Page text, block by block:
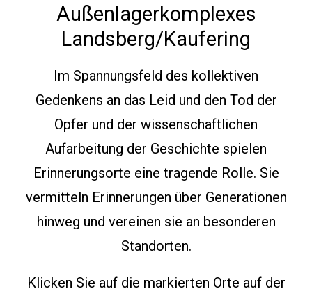
Außenlagerkomplexes
Landsberg/Kaufering
Im Spannungsfeld des kollektiven
Gedenkens an das Leid und den Tod der
Opfer und der wissenschaftlichen
Aufarbeitung der Geschichte spielen
Erinnerungsorte eine tragende Rolle. Sie
vermitteln Erinnerungen über Generationen
hinweg und vereinen sie an besonderen
Standorten.
Klicken Sie auf die markierten Orte auf der